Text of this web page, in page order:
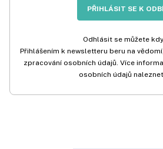
PŘIHLÁSIT SE K
Odhlásit se můžete
Přihlášením k newsletteru beru na
zpracování osobních údajů. Více
osobních údajů